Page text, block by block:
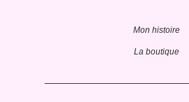
Mon histoire
La boutique